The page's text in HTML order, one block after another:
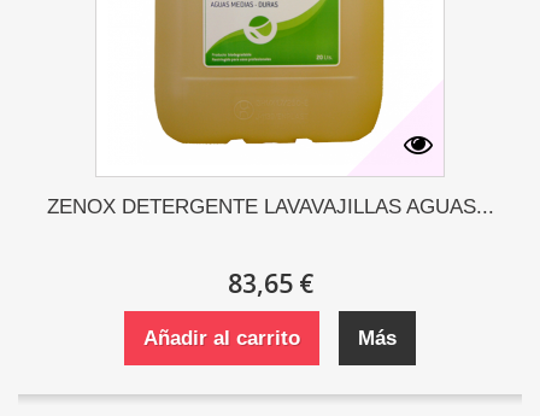
ZENOX DETERGENTE LAVAVAJILLAS AGUAS...
83,65 €
Añadir al carrito Más